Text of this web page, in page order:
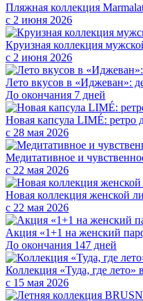
Пляжная коллекция
с 2 июня 2026
Круизная коллекция
с 2 июня 2026
Лето вкусов в «Иджеван»:
До окончания 7 дней
Новая капсула LIMÉ: ретро
с 28 мая 2026
Медитативное и
с 22 мая 2026
Новая коллекция женской
с 22 мая 2026
Акция «1+1 на женский
До окончания 147 дней
Коллекция «Туда, где лето»
с 15 мая 2026